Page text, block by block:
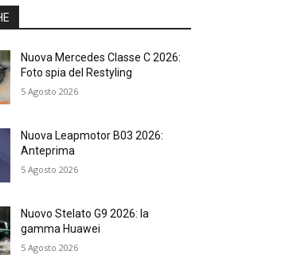
Nuova Mercedes Classe C 2026:
Foto spia del Restyling
5 Agosto 2026
Nuova Leapmotor B03 2026:
Anteprima
5 Agosto 2026
Nuovo Stelato G9 2026: la
gamma Huawei
5 Agosto 2026